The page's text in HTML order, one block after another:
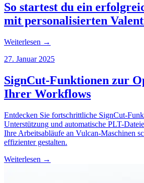
So startest du ein
mit personalisierten
Weiterlesen →
27. Januar 2025
SignCut-Funktionen zur
Ihrer Workflows
Entdecken Sie fortschrittliche SignCut-
Unterstützung und automatische PLT-
Ihre Arbeitsabläufe an Vulcan-Maschinen
effizienter gestalten.
Weiterlesen →